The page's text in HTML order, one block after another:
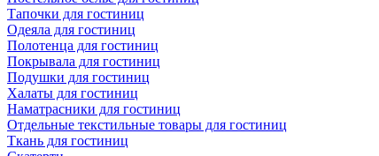
Тапочки для гостиниц
Одеяла для гостиниц
Полотенца для гостиниц
Покрывала для гостиниц
Подушки для гостиниц
Халаты для гостиниц
Наматрасники для гостиниц
Отдельные текстильные товары для гостиниц
Ткань для гостиниц